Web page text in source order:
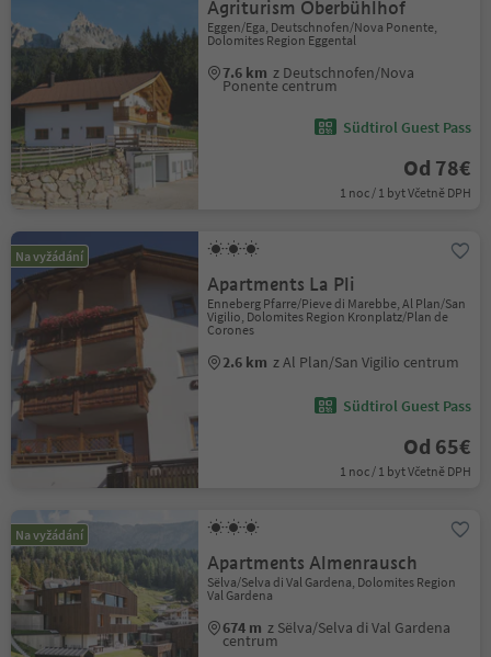
Agriturism Oberbühlhof
Eggen/Ega, Deutschnofen/Nova Ponente,
Dolomites Region Eggental
7.6 km z Deutschnofen/Nova
Ponente centrum
Südtirol Guest Pass
Od 78€
1 noc / 1 byt Včetně DPH
Na vyžádání
Apartments La Pli
Enneberg Pfarre/Pieve di Marebbe, Al Plan/San
Vigilio, Dolomites Region Kronplatz/Plan de
Corones
2.6 km z Al Plan/San Vigilio centrum
Südtirol Guest Pass
Od 65€
1 noc / 1 byt Včetně DPH
Na vyžádání
Apartments Almenrausch
Sëlva/Selva di Val Gardena, Dolomites Region
Val Gardena
674 m z Sëlva/Selva di Val Gardena
centrum